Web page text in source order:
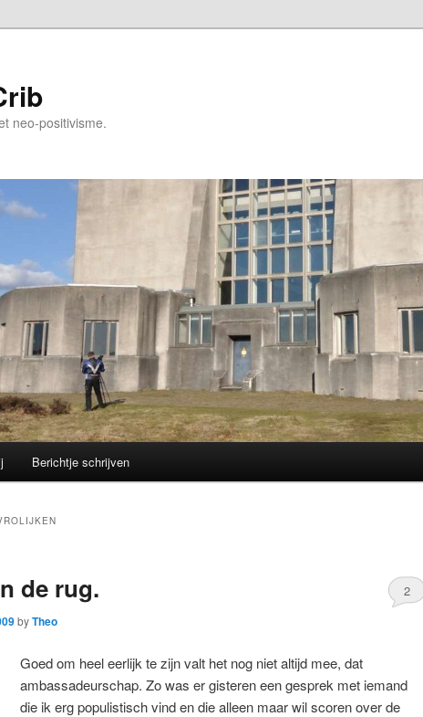
neo-positivisme.
Berichtje schrijven
de rug.
byTheo
2
Goed om heel eerlijk te zijn valt het nog niet altijd mee, dat
ambassadeurschap. Zo was er gisteren een gesprek met iemand
die ik erg populistisch vind en die alleen maar wil scoren over de